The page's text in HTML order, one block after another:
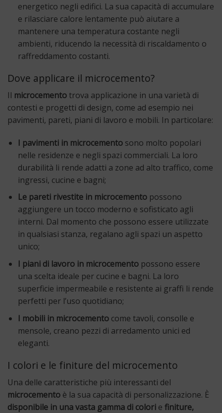
energetico negli edifici. La sua capacità di accumulare
e rilasciare calore lentamente può aiutare a
mantenere una temperatura costante negli
ambienti, riducendo la necessità di riscaldamento o
raffreddamento costanti.
Dove applicare il microcemento?
Il microcemento trova applicazione in una varietà di
contesti e progetti di design, come ad esempio nei
pavimenti, pareti, piani di lavoro e mobili. In particolare:
I pavimenti in microcemento sono molto popolari
nelle residenze e negli spazi commerciali. La loro
durabilità li rende adatti a zone ad alto traffico, come
ingressi, cucine e bagni;
Le pareti rivestite in microcementopossono
aggiungere un tocco moderno e sofisticato agli
interni. Dal momento che possono essere utilizzate
in qualsiasi stanza, regalano agli spazi un aspetto
unico;
I piani di lavoro in microcementopossono essere
una scelta ideale per cucine e bagni. La loro
superficie impermeabile e resistente ai graffi li rende
perfetti per l’uso quotidiano;
I mobili in microcemento come tavoli, consolle e
mensole, creano pezzi di arredamento unici ed
eleganti.
I colori e le finiture del microcemento
Una delle caratteristiche più interessanti del
microcemento è la sua capacità di personalizzazione. È
disponibile in una vasta gamma di colori e finiture,